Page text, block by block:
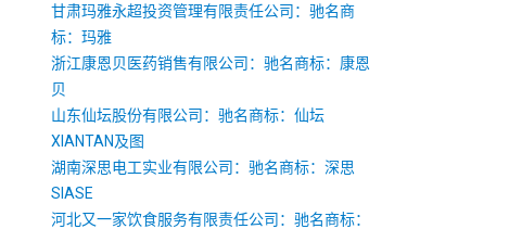
甘肃玛雅永超投资管理有限责任公司：驰名商
标：玛雅
浙江康恩贝医药销售有限公司：驰名商标：康恩
贝
山东仙坛股份有限公司：驰名商标：仙坛
XIANTAN及图
湖南深思电工实业有限公司：驰名商标：深思
SIASE
河北又一家饮食服务有限责任公司：驰名商标：